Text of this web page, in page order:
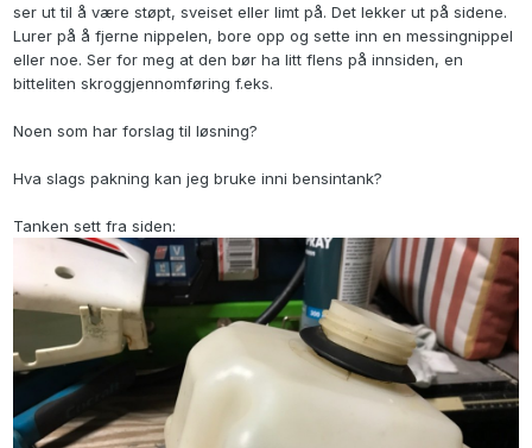
ser ut til å være støpt, sveiset eller limt på. Det lekker ut på sidene.
Lurer på å fjerne nippelen, bore opp og sette inn en messingnippel
eller noe. Ser for meg at den bør ha litt flens på innsiden, en
bitteliten skroggjennomføring f.eks.
Noen som har forslag til løsning?
Hva slags pakning kan jeg bruke inni bensintank?
Tanken sett fra siden: